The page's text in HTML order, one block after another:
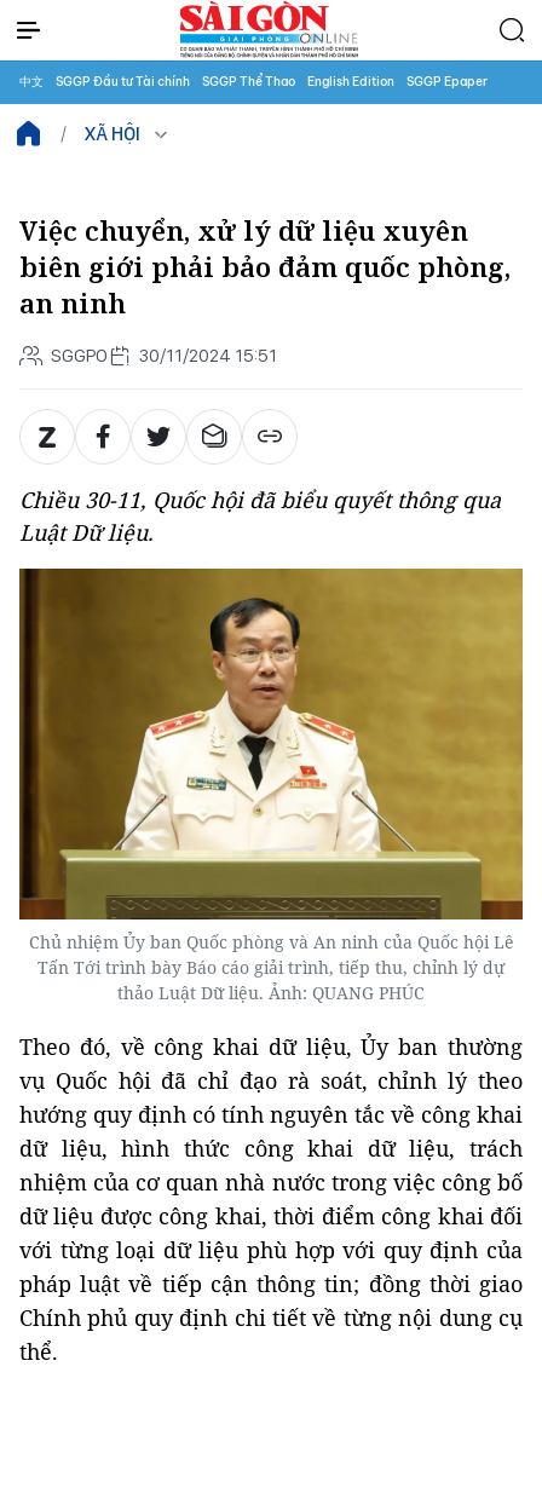
中文 SGGP Đầu tư Tài chính SGGP Thể Thao English Edition SGGP Epaper
XÃ HỘI
Việc chuyển, xử lý dữ liệu xuyên
biên giới phải bảo đảm quốc phòng,
an ninh
SGGPO 30/11/2024 15:51
Chiều 30-11, Quốc hội đã biểu quyết thông qua
Luật Dữ liệu.
Chủ nhiệm Ủy ban Quốc phòng và An ninh của Quốc hội Lê
Tấn Tới trình bày Báo cáo giải trình, tiếp thu, chỉnh lý dự
thảo Luật Dữ liệu. Ảnh: QUANG PHÚC
Theo đó, về công khai dữ liệu, Ủy ban thường
vụ Quốc hội đã chỉ đạo rà soát, chỉnh lý theo
hướng quy định có tính nguyên tắc về công khai
dữ liệu, hình thức công khai dữ liệu, trách
nhiệm của cơ quan nhà nước trong việc công bố
dữ liệu được công khai, thời điểm công khai đối
với từng loại dữ liệu phù hợp với quy định của
pháp luật về tiếp cận thông tin; đồng thời giao
Chính phủ quy định chi tiết về từng nội dung cụ
thể.